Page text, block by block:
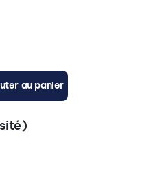
au panier